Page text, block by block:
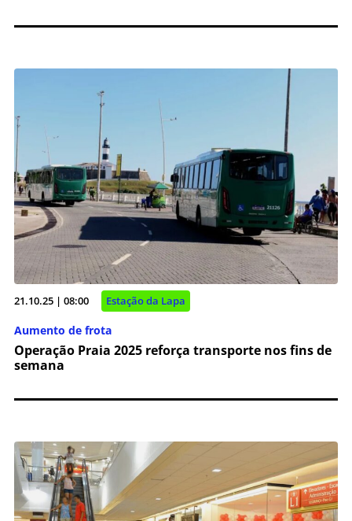
21.10.25 | 08:00 Estação da Lapa
Aumento de frota
Operação Praia 2025 reforça transporte nos fins de
semana